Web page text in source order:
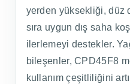
yerden yüksekliği, düz
sıra uygun dış saha
ilerlemeyi destekler.
bileşenler, CPD45F8
kullanım çeşitliliğini